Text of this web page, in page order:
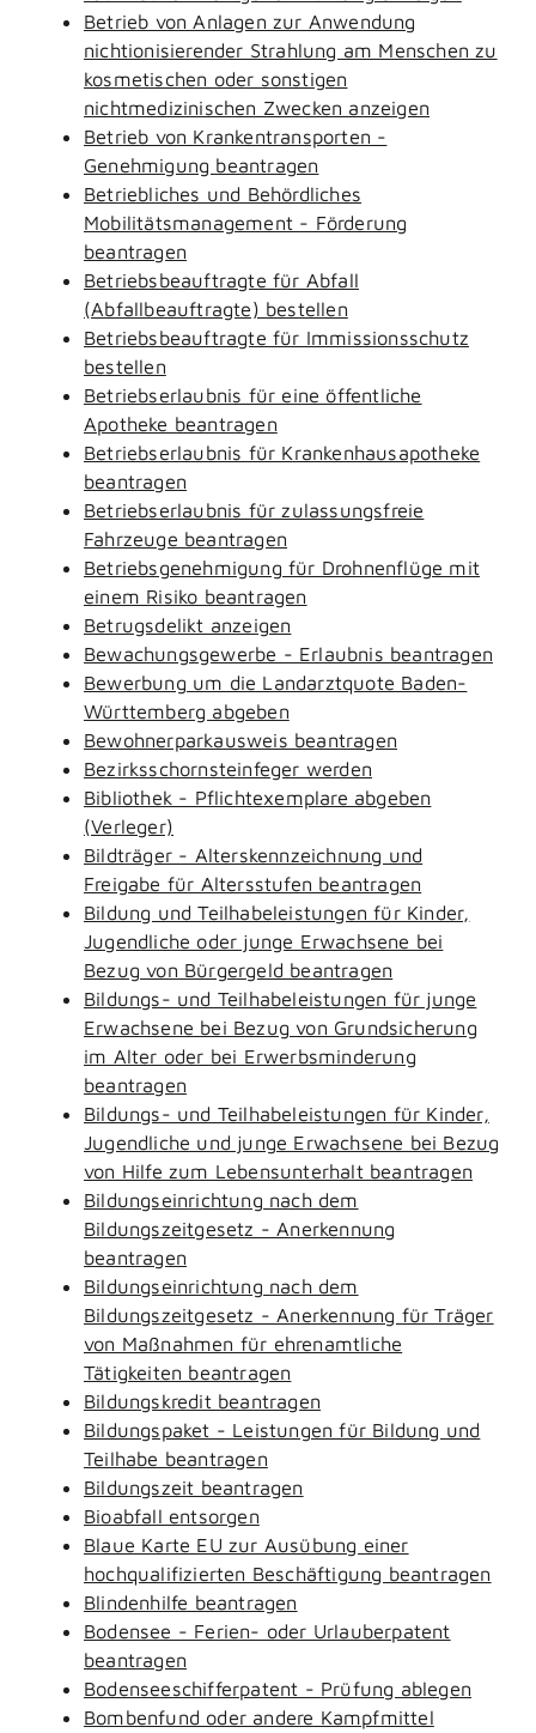
Betrieb von Anlagen zur Anwendung
nichtionisierender Strahlung am Menschen zu
kosmetischen oder sonstigen
nichtmedizinischen Zwecken anzeigen
Betrieb von Krankentransporten -
Genehmigung beantragen
Betriebliches und Behördliches
Mobilitätsmanagement - Förderung
beantragen
Betriebsbeauftragte für Abfall
(Abfallbeauftragte) bestellen
Betriebsbeauftragte für Immissionsschutz
bestellen
Betriebserlaubnis für eine öffentliche
Apotheke beantragen
Betriebserlaubnis für Krankenhausapotheke
beantragen
Betriebserlaubnis für zulassungsfreie
Fahrzeuge beantragen
Betriebsgenehmigung für Drohnenflüge mit
einem Risiko beantragen
Betrugsdelikt anzeigen
Bewachungsgewerbe - Erlaubnis beantragen
Bewerbung um die Landarztquote Baden-
Württemberg abgeben
Bewohnerparkausweis beantragen
Bezirksschornsteinfeger werden
Bibliothek - Pflichtexemplare abgeben
(Verleger)
Bildträger - Alterskennzeichnung und
Freigabe für Altersstufen beantragen
Bildung und Teilhabeleistungen für Kinder,
Jugendliche oder junge Erwachsene bei
Bezug von Bürgergeld beantragen
Bildungs- und Teilhabeleistungen für junge
Erwachsene bei Bezug von Grundsicherung
im Alter oder bei Erwerbsminderung
beantragen
Bildungs- und Teilhabeleistungen für Kinder,
Jugendliche und junge Erwachsene bei Bezug
von Hilfe zum Lebensunterhalt beantragen
Bildungseinrichtung nach dem
Bildungszeitgesetz - Anerkennung
beantragen
Bildungseinrichtung nach dem
Bildungszeitgesetz - Anerkennung für Träger
von Maßnahmen für ehrenamtliche
Tätigkeiten beantragen
Bildungskredit beantragen
Bildungspaket - Leistungen für Bildung und
Teilhabe beantragen
Bildungszeit beantragen
Bioabfall entsorgen
Blaue Karte EU zur Ausübung einer
hochqualifizierten Beschäftigung beantragen
Blindenhilfe beantragen
Bodensee - Ferien- oder Urlauberpatent
beantragen
Bodenseeschifferpatent - Prüfung ablegen
Bombenfund oder andere Kampfmittel